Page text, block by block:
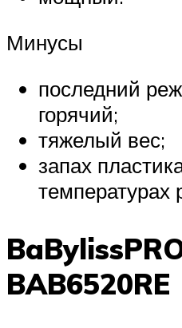
Минусы
последний
горячий;
тяжелый вес;
запах
температурах
BAB6520RE